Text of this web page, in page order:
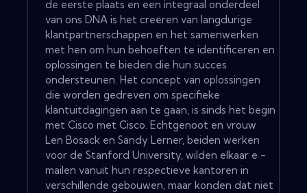
de eerste plaats en een integraal onderdeel
van ons DNA is het creëren van langdurige
klantpartnerschappen en het samenwerken
met hen om hun behoeften te identificeren en
oplossingen te bieden die hun succes
ondersteunen. Het concept van oplossingen
die worden gedreven om specifieke
klantuitdagingen aan te gaan, is sinds het begin
met Cisco met Cisco. Echtgenoot en vrouw
Len Bosack en Sandy Lerner, beiden werken
voor de Stanford University, wilden elkaar e -
mailen vanuit hun respectieve kantoren in
verschillende gebouwen, maar konden dat niet